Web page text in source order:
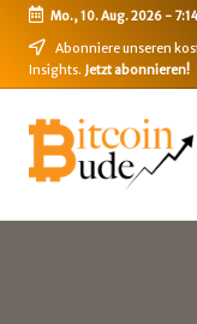
Skip
Mo., 10. Aug. 2026-
Abonniere unseren
Insights. Jetzt abonnieren!
B
i
t
Bitcoin,
Ethereum,
DeFi